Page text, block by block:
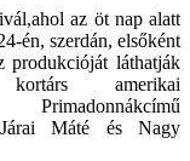
az öt nap alatt
én, szerdán, elsőként
produkcióját láthatják
amerikai
Máté és Nagy